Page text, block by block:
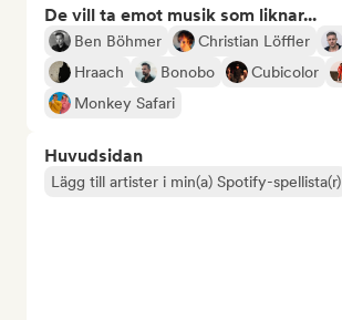
De vill ta emot musik som liknar...
Ben Böhmer Christian Löffler
Hraach
Bonobo Cubicolor
Monkey Safari
Huvudsidan
Lägg till artister i min(a) Spotify-spellista(r)